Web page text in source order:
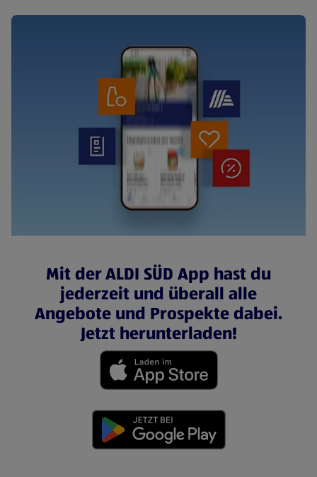
Mit der ALDI SÜD App hast du
jederzeit und überall alle
Angebote und Prospekte dabei.
Jetzt herunterladen!